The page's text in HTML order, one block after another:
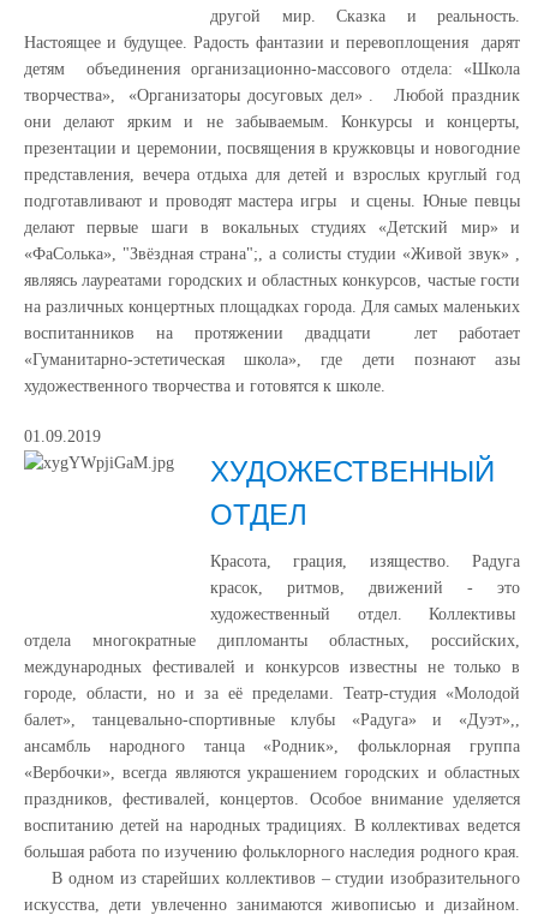
другой мир. Сказка и реальность.
Настоящее и будущее. Радость фантазии и перевоплощения дарят
детям объединения организационно-массового отдела: «Школа
творчества», «Организаторы досуговых дел» . Любой праздник
они делают ярким и не забываемым. Конкурсы и концерты,
презентации и церемонии, посвящения в кружковцы и новогодние
представления, вечера отдыха для детей и взрослых круглый год
подготавливают и проводят мастера игры и сцены. Юные певцы
делают первые шаги в вокальных студиях «Детский мир» и
«ФаСолька», "Звёздная страна";, а солисты студии «Живой звук» ,
являясь лауреатами городских и областных конкурсов, частые гости
на различных концертных площадках города. Для самых маленьких
воспитанников на протяжении двадцати лет работает
«Гуманитарно-эстетическая школа», где дети познают азы
художественного творчества и готовятся к школе.
01.09.2019
ХУДОЖЕСТВЕННЫЙ
ОТДЕЛ
Красота, грация, изящество. Радуга
красок, ритмов, движений - это
художественный отдел. Коллективы
отдела многократные дипломанты областных, российских,
международных фестивалей и конкурсов известны не только в
городе, области, но и за её пределами. Театр-студия «Молодой
балет», танцевально-спортивные клубы «Радуга» и «Дуэт»,,
ансамбль народного танца «Родник», фольклорная группа
«Вербочки», всегда являются украшением городских и областных
праздников, фестивалей, концертов. Особое внимание уделяется
воспитанию детей на народных традициях. В коллективах ведется
большая работа по изучению фольклорного наследия родного края.
В одном из старейших коллективов – студии изобразительного
искусства, дети увлеченно занимаются живописью и дизайном.